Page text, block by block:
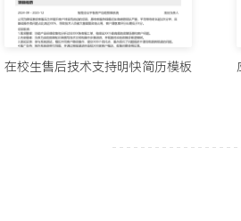
门输出质量报告与改进建议；主导推动
使得后续产品版本中同类问题发生率下
2.建立并完善公司技术支持管理体系
在校生售后技术支持明快简历模板